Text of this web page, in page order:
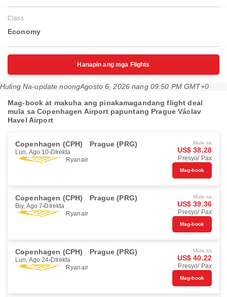
Class
Economy
Hanapin ang mga Flights
Huling Na-update noongAgosto 6, 2026 nang 09:50 PM GMT+0
Mag-book at makuha ang pinakamagandang flight deal
mula sa Copenhagen Airport papuntang Prague Václav
Havel Airport
Copenhagen (CPH) Prague (PRG)
Lun, Ago 10 DIrekta
Ryanair
Mula sa
US$ 38.28
Presyo/ Pax
Mag-book
Copenhagen (CPH) Prague (PRG)
Biy, Ago 7 DIrekta
Ryanair
Mula sa
US$ 39.36
Presyo/ Pax
Mag-book
Copenhagen (CPH) Prague (PRG)
Lun, Ago 24 DIrekta
Ryanair
Mula sa
US$ 40.22
Presyo/ Pax
Mag-book